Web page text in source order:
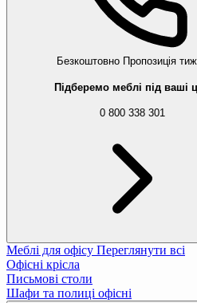
Безкоштовно Пропозиція
Підберемо меблі під ваші
0 800 338 301
Меблі для офісуПереглянути всі
Офісні крісла
Письмові столи
Шафи та полиці офісні
Вибачте,
Ми підібрали для вас